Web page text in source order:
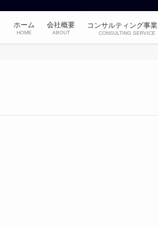
ホーム
HOME
会社概要
ABOUT
コンサルティング事業
CONSULTING SERVICE